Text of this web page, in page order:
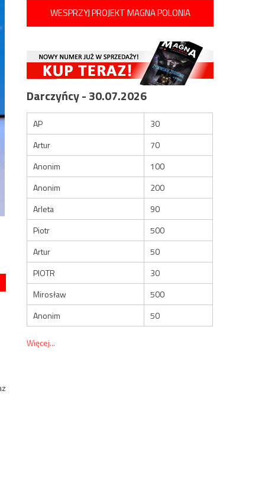
WESPRZYJ PROJEKT MAGNA POLONIA
Darczyńcy - 30.07.2026
AP
30
Artur
70
Anonim
100
Anonim
200
Arleta
90
Piotr
500
Artur
50
PIOTR
30
Mirosław
500
Anonim
50
Więcej...